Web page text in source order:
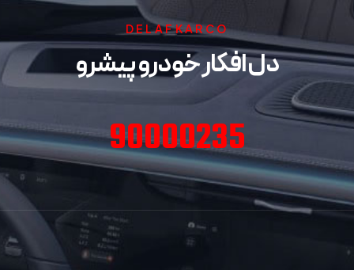
DELAFKARCO
دل افکار خودرو پیشرو
90000235